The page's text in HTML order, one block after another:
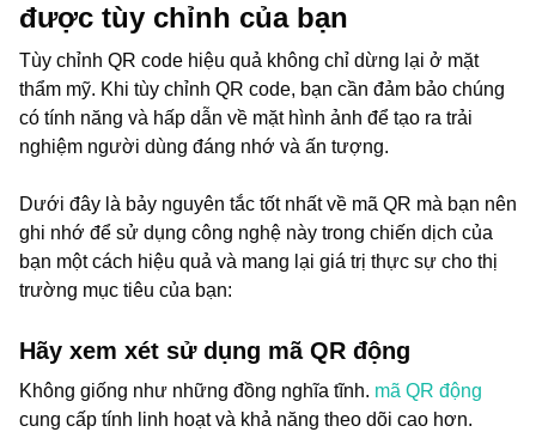
được tùy chỉnh của bạn
Tùy chỉnh QR code hiệu quả không chỉ dừng lại ở mặt
thẩm mỹ. Khi tùy chỉnh QR code, bạn cần đảm bảo chúng
có tính năng và hấp dẫn về mặt hình ảnh để tạo ra trải
nghiệm người dùng đáng nhớ và ấn tượng.
Dưới đây là bảy nguyên tắc tốt nhất về mã QR mà bạn nên
ghi nhớ để sử dụng công nghệ này trong chiến dịch của
bạn một cách hiệu quả và mang lại giá trị thực sự cho thị
trường mục tiêu của bạn:
Hãy xem xét sử dụng mã QR động
Không giống như những đồng nghĩa tĩnh. mã QR động
cung cấp tính linh hoạt và khả năng theo dõi cao hơn.